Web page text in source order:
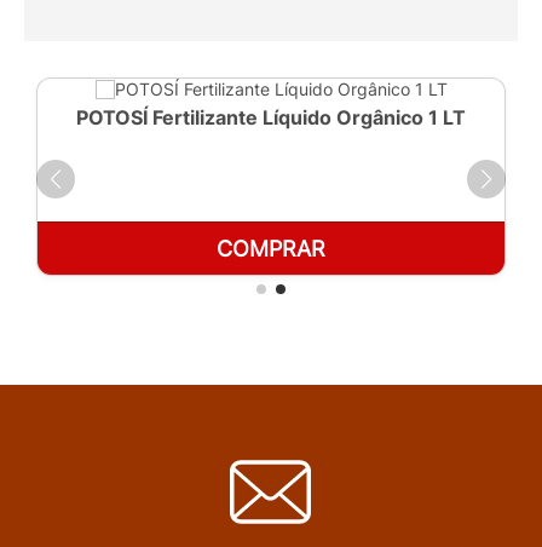
POTOSÍ Fertilizante Líquido Orgânico 1 LT
COMPRAR